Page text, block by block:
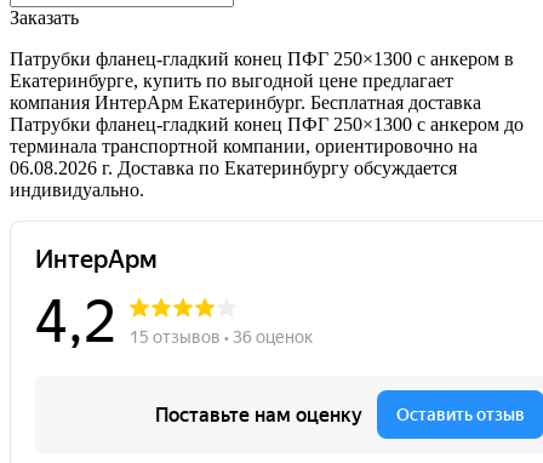
Заказать
Патрубки фланец-гладкий конец ПФГ 250×1300 с анкером в
Екатеринбурге, купить по выгодной цене предлагает
компания ИнтерАрм Екатеринбург. Бесплатная доставка
Патрубки фланец-гладкий конец ПФГ 250×1300 с анкером до
терминала транспортной компании, ориентировочно на
06.08.2026 г. Доставка по Екатеринбургу обсуждается
индивидуально.